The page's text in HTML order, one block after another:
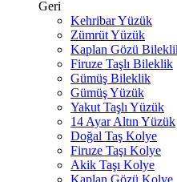
Geri
Kehribar Yüzük
Zümrüt Yüzük
Kaplan Gözü
Firuze Taşlı Bileklik
Gümüş Bileklik
Gümüş Yüzük
Yakut Taşlı Yüzük
14 Ayar Altın Yüzük
Doğal Taş Kolye
Firuze Taşı Kolye
Akik Taşı Kolye
Kaplan Gözü Kolye